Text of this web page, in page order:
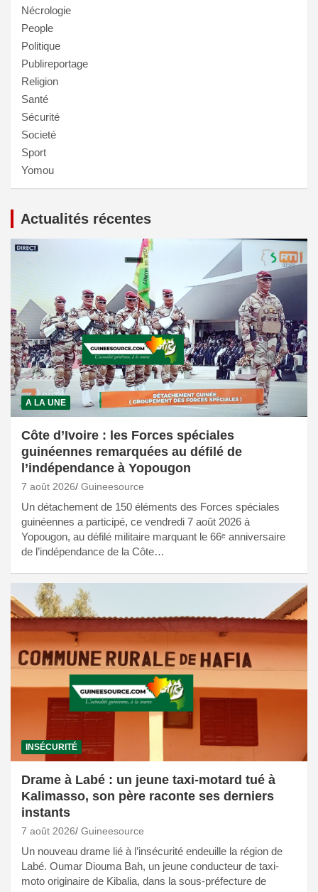
Nécrologie
People
Politique
Publireportage
Religion
Santé
Sécurité
Societé
Sport
Yomou
Actualités récentes
A LA UNE
Côte d’Ivoire : les Forces spéciales
guinéennes remarquées au défilé de
l’indépendance à Yopougon
7 août 2026 Guineesource
Un détachement de 150 éléments des Forces spéciales
guinéennes a participé, ce vendredi 7 août 2026 à
Yopougon, au défilé militaire marquant le 66ᵉ anniversaire
de l’indépendance de la Côte…
INSÉCURITÉ
Drame à Labé : un jeune taxi-motard tué à
Kalimasso, son père raconte ses derniers
instants
7 août 2026 Guineesource
Un nouveau drame lié à l’insécurité endeuille la région de
Labé. Oumar Diouma Bah, un jeune conducteur de taxi-
moto originaire de Kibalia, dans la sous-préfecture de